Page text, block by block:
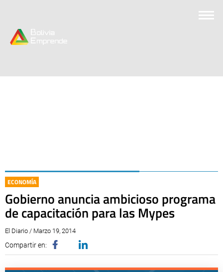
ECONOMÍA
Gobierno anuncia ambicioso programa
de capacitación para las Mypes
El Diario / Marzo 19, 2014
Compartir en: